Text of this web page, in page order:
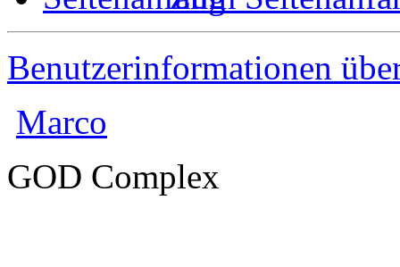
Benutzerinformationen
Marco
GOD Complex